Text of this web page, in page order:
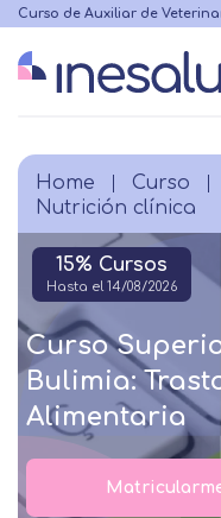
Menú
destacado
Curso de Auxiliar de
Breadcrumb
Home Curso
Nutrición clínica
15% Cursos
Hasta el 14/08/2026
Curso
Bulimia:
Alimentaria